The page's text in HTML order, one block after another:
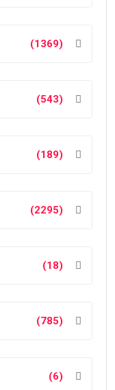
(1369)
(543)
(189)
(2295)
(18)
(785)
(6)